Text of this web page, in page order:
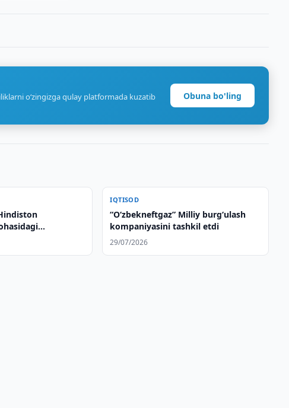
o‘zingizga qulay platformada kuzatib
Obuna bo'ling
IQTISOD
“Oʻzbekneftgaz” Milliy burgʻulash
kompaniyasini tashkil etdi
29/07/2026